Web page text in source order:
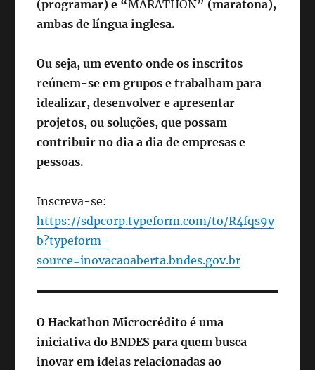
(programar) e “MARATHON” (maratona),
ambas de língua inglesa.
Ou seja, um evento onde os inscritos
reúnem-se emgrupos e trabalham para
idealizar, desenvolvere apresentar
projetos, ou soluções, que possam
contribuir no dia a dia de empresas e
pessoas.
Inscreva-se:
https://sdpcorp.typeform.com/to/R4fqs9y
b?typeform-
source=inovacaoaberta.bndes.gov.br
O Hackathon Microcrédito é uma
iniciativa do BNDES para quem busca
inovar em ideias relacionadas ao